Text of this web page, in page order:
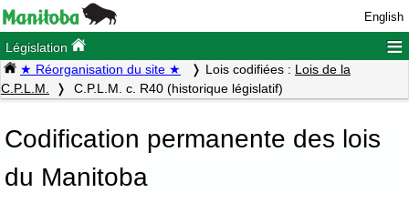
English
Législation ≡
★ Réorganisation du site ★ Lois codifiées : Lois de la
C.P.L.M.
C.P.L.M. c. R40 (historique législatif)
Codification permanente des lois
du Manitoba